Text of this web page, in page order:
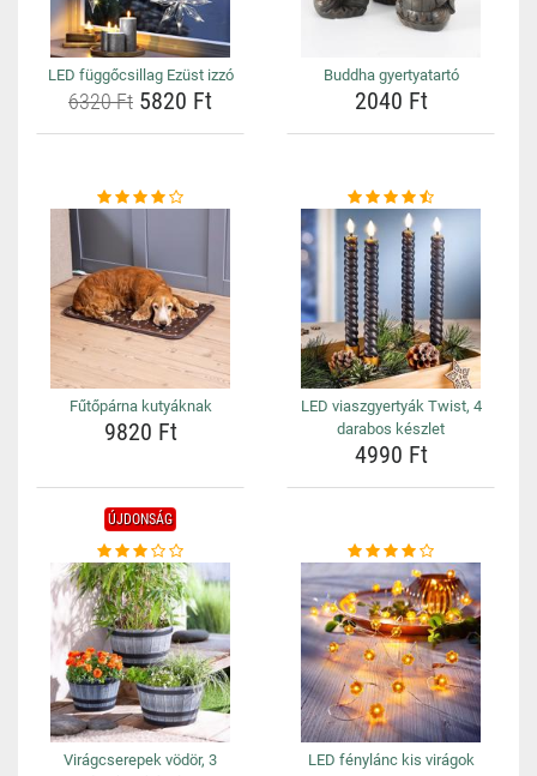
LED függőcsillag Ezüst izzó
6320 Ft 5820 Ft
Buddha gyertyatartó
2040 Ft
Fűtőpárna kutyáknak
9820 Ft
LED viaszgyertyák Twist, 4
darabos készlet
4990 Ft
ÚJDONSÁG
Virágcserepek vödör, 3
LED fénylánc kis virágok